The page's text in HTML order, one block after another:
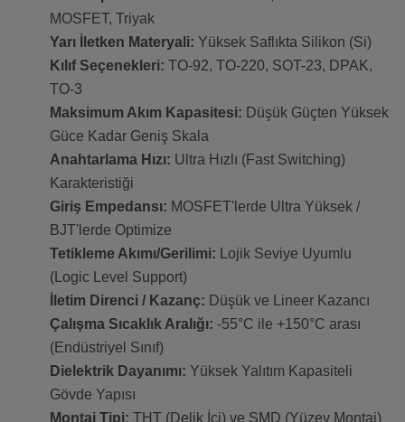
MOSFET, Triyak
Yarı İletken Materyali: Yüksek Saflıkta Silikon (Si)
Kılıf Seçenekleri: TO-92, TO-220, SOT-23, DPAK,
TO-3
Maksimum Akım Kapasitesi: Düşük Güçten Yüksek
Güce Kadar Geniş Skala
Anahtarlama Hızı: Ultra Hızlı (Fast Switching)
Karakteristiği
Giriş Empedansı: MOSFET'lerde Ultra Yüksek /
BJT'lerde Optimize
Tetikleme Akımı/Gerilimi: Lojik Seviye Uyumlu
(Logic Level Support)
İletim Direnci / Kazanç: Düşük ve Lineer Kazancı
Çalışma Sıcaklık Aralığı: -55°C ile +150°C arası
(Endüstriyel Sınıf)
Dielektrik Dayanımı: Yüksek Yalıtım Kapasiteli
Gövde Yapısı
Montaj Tipi: THT (Delik İçi) ve SMD (Yüzey Montaj)